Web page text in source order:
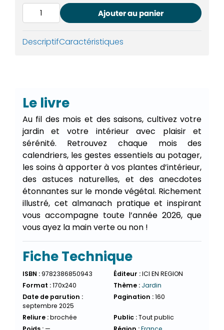
quantité
du
Jardinier
Ajouter au panier
DescriptifCaractéristiques
Le livre
Au fil des mois et des saisons, cultivez votre
jardin et votre intérieur avec plaisir et
sérénité. Retrouvez chaque mois des
calendriers, les gestes essentiels au potager,
les soins à apporter à vos plantes d’intérieur,
des astuces naturelles, et des anecdotes
étonnantes sur le monde végétal. Richement
illustré, cet almanach pratique et inspirant
vous accompagne toute l’année 2026, que
vous ayez la main verte ou non !
Fiche Technique
ISBN :9782386850943 Éditeur :ICI EN REGION
Format :170x240 Thème : Jardin
Date de parution :
septembre 2025
Pagination :160
Reliure :brochée Public :Tout public